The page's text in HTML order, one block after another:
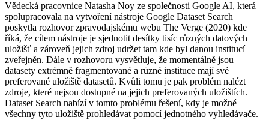
Vědecká pracovnice Natasha Noy ze společnosti Google AI, která
spolupracovala na vytvoření nástroje Google Dataset Search
poskytla rozhovor zpravodajskému webu The Verge (2020) kde
říká, že cílem nástroje je sjednotit desítky tisíc různých datových
uložišť a zároveň jejich zdroj udržet tam kde byl danou institucí
zveřejněn. Dále v rozhovoru vysvětluje, že momentálně jsou
datasety extrémně fragmentované a různé instituce mají své
preferované uložiště datasetů. Kvůli tomu je pak problém nalézt
zdroje, které nejsou dostupné na jejich preferovaných uložištích.
Dataset Search nabízí v tomto problému řešení, kdy je možné
všechny tyto uložiště prohledávat pomocí jednotného vyhledávače.